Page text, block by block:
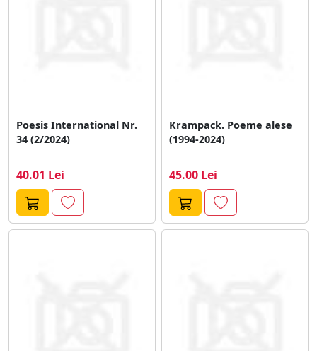
Poesis International Nr.
34 (2/2024)
40.01 Lei
Krampack. Poeme alese
(1994-2024)
45.00 Lei